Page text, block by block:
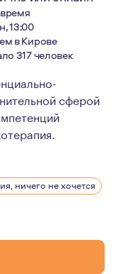
13:00
в Кирове
317 человек
сферой
по
два раза
качества своей
программу
для
ничего не хочется